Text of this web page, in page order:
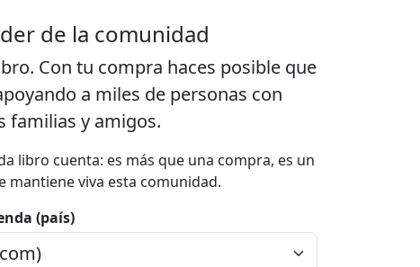
de la comunidad
Con tu compra haces posible que
a miles de personas con
familias y amigos.
libro cuenta: es más que una compra, es un
mantiene viva esta comunidad.
(país)